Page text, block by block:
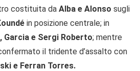
costituita da Alba e Alonso sugli
in posizione centrale; in
Garcia e Sergi Roberto; mentre
il tridente d’assalto con
e Ferran Torres.